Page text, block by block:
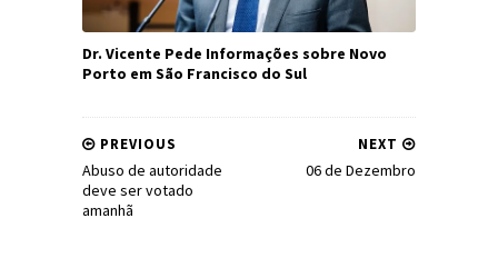
Dr. Vicente Pede Informações sobre Novo
Porto em São Francisco do Sul
NEXT
06 de Dezembro
PREVIOUS
Abuso de autoridade
deve ser votado
amanhã